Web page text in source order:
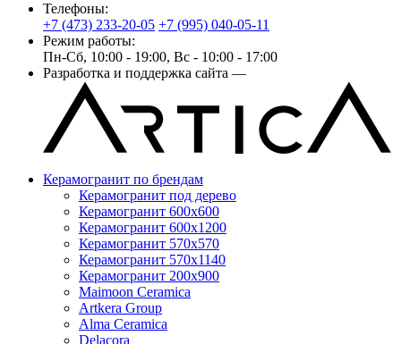
Телефоны:
+7 (473) 233-20-05 +7 (995) 040-05-11
Режим работы:
Пн-Сб, 10:00 - 19:00, Вс - 10:00 - 17:00
Разработка и поддержка сайта —
Керамогранит по брендам
Керамогранит под дерево
Керамогранит 600x600
Керамогранит 600x1200
Керамогранит 570x570
Керамогранит 570x1140
Керамогранит 200x900
Maimoon Ceramica
Artkera Group
Alma Ceramica
Delacora